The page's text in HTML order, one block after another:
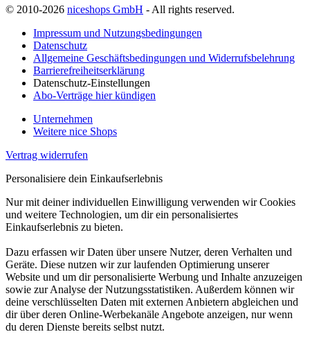
© 2010-2026 niceshops GmbH - All rights reserved.
Impressum und Nutzungsbedingungen
Datenschutz
Allgemeine Geschäftsbedingungen und Widerrufsbelehrung
Barrierefreiheitserklärung
Datenschutz-Einstellungen
Abo-Verträge hier kündigen
Unternehmen
Weitere nice Shops
Vertrag widerrufen
Personalisiere dein Einkaufserlebnis
Nur mit deiner individuellen Einwilligung verwenden wir Cookies
und weitere Technologien, um dir ein personalisiertes
Einkaufserlebnis zu bieten.
Dazu erfassen wir Daten über unsere Nutzer, deren Verhalten und
Geräte. Diese nutzen wir zur laufenden Optimierung unserer
Website und um dir personalisierte Werbung und Inhalte anzuzeigen
sowie zur Analyse der Nutzungsstatistiken. Außerdem können wir
deine verschlüsselten Daten mit externen Anbietern abgleichen und
dir über deren Online-Werbekanäle Angebote anzeigen, nur wenn
du deren Dienste bereits selbst nutzt.